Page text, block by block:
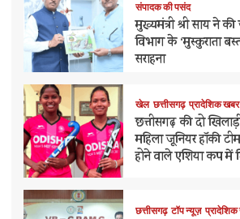
संपादक की पसंद
मुख्यमंत्री श्री साय ने
विभाग के ‘मुस्कुराता
सराहना
खेल छत्तीसगढ़ प्रादेशिक खबर
छत्तीसगढ़ की दो
महिला जूनियर हॉकी
होने वाले एशिया कप में
छत्तीसगढ़ टॉप न्यूज़